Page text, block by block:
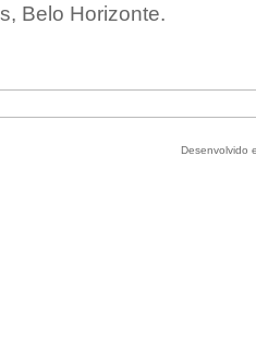
Belo Horizonte.
Desenvolvido